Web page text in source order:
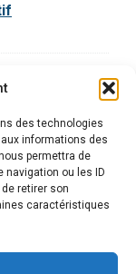
des technologies
informations des
permettra de
navigation ou les ID
retirer son
caractéristiques
3 Meilleurs